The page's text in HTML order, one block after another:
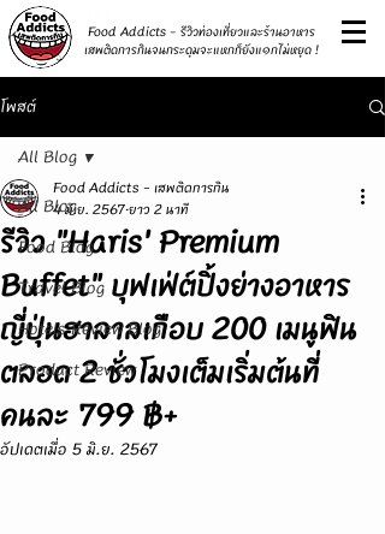
Food Addicts - รีวิวท่องเที่ยวและร้านอาหาร
เสพติดการกินจนกระดุมจะแหกก็ยังแ๑กไม่หยุด !
โพสต์
All Blog
Food Blog
Travel Blog
Hotels Review Blog
Product Review
All Blog
รีวิว "Haris' Premium
Buffet" บุฟเฟ่ต์ปิ้งย่างอาหาร
ญี่ปุ่นฮาลาลเกือบ 200 เมนูฟิน
ตลอด 2 ชั่วโมงเต็มเริ่มต้นที่
คนละ 799 ฿+
Food Addicts - เสพติดการกิน
4 มิ.ย. 2567ยาว 2 นาที
อัปเดตเมื่อ 5 มิ.ย. 2567